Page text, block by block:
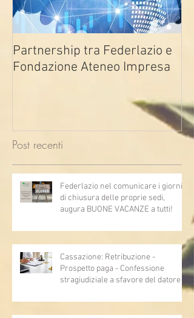
Partnership tra Federlazio e
Fondazione Ateneo Impresa
Post recenti
Federlazio nel comunicare i giorni
di chiusura delle proprie sedi,
augura BUONE VACANZE a tutti!
Cassazione: Retribuzione -
Prospetto paga - Confessione
stragiudiziale a sfavore del datore di
lavoro - Prova legale - Sussiste. (Cc,
articoli 1362, 2697, 2730, 2732, 2734
e 2735)